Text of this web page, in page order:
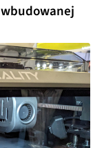
wbudowanej